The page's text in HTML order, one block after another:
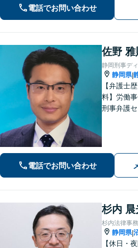
い。相続
借金問題
電話でお問い合わせ
佐野 雅
静岡刑事デ
静岡県|
【弁護士
料】労働
刑事弁護
す。地域
電話でお問い合わせ
杉内 晨
杉内法律事
静岡県|
【休日・